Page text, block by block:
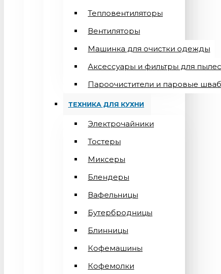
Тепловентиляторы
Вентиляторы
Машинка для очистки одежды
Аксессуары и фильтры для
Пароочистители и паровые
ТЕХНИКА ДЛЯ КУХНИ
Электрочайники
Тостеры
Миксеры
Блендеры
Вафельницы
Бутербродницы
Блинницы
Кофемашины
Кофемолки